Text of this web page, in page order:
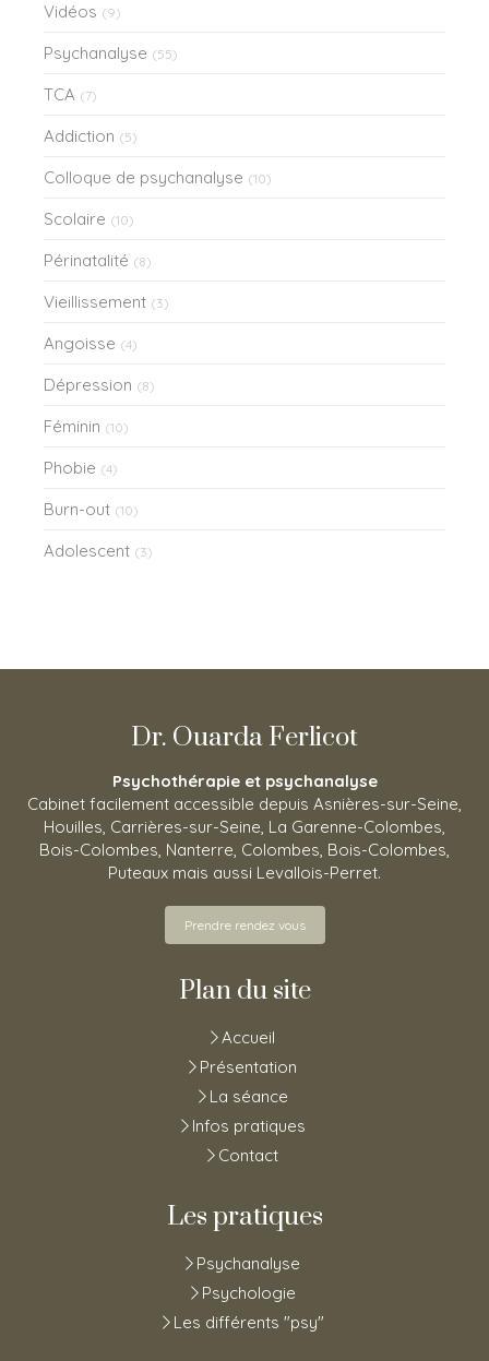
Vidéos (9)
Psychanalyse (55)
TCA (7)
Addiction (5)
Colloque de psychanalyse (10)
Scolaire (10)
Périnatalité (8)
Vieillissement (3)
Angoisse (4)
Dépression (8)
Féminin (10)
Phobie (4)
Burn-out (10)
Adolescent (3)
Dr. Ouarda Ferlicot
Psychothérapie et psychanalyse
Cabinet facilement accessible depuis Asnières-sur-Seine,
Houilles, Carrières-sur-Seine, La Garenne-Colombes,
Bois-Colombes, Nanterre, Colombes, Bois-Colombes,
Puteaux mais aussi Levallois-Perret.
Prendre rendez vous
Plan du site
Accueil
Présentation
La séance
Infos pratiques
Contact
Les pratiques
Psychanalyse
Psychologie
Les différents "psy"